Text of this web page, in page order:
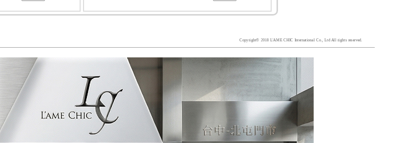
Copyright© 2018 L'AME CHIC International Co., Ltd All rights reserved.